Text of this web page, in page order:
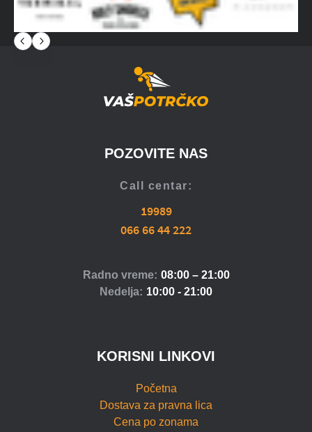
POZOVITE NAS
Call centar:
19989
066 66 44 222
Radno vreme: 08:00 – 21:00
Nedelja: 10:00 - 21:00
KORISNI LINKOVI
Početna
Dostava za pravna lica
Cena po zonama